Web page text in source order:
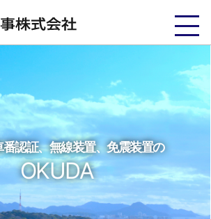
認証、無線装置、免震装置の
OKUDA